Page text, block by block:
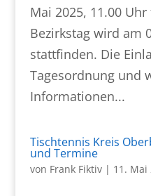
Mai 2025, 11.00
Bezirkstag wird am
stattfinden. Die
Tagesordnung und
Informationen...
Tischtennis Kreis
und Termine
von Frank Fiktiv| 11. Mai